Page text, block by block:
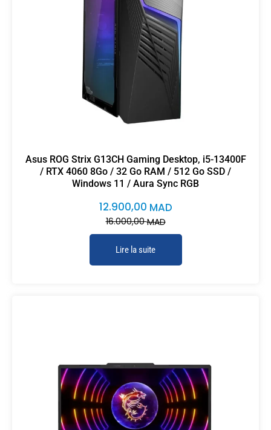
Asus ROG Strix G13CH Gaming Desktop, i5-13400F
/ RTX 4060 8Go / 32 Go RAM / 512 Go SSD /
Windows 11 / Aura Sync RGB
16.000,00MAD
12.900,00 MAD
Lire la suite